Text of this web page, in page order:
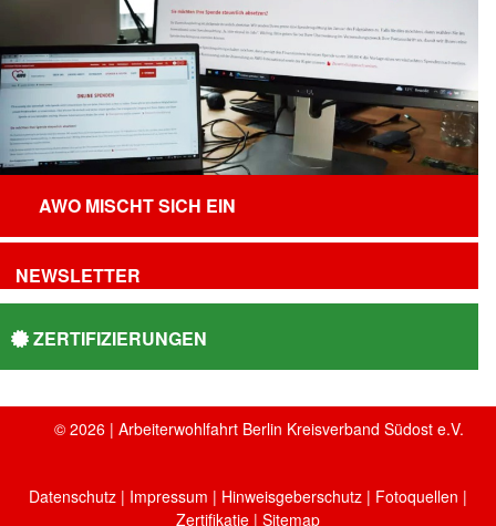
AWO MISCHT SICH EIN
NEWSLETTER
ZERTIFIZIERUNGEN
© 2026 | Arbeiterwohlfahrt Berlin Kreisverband Südost e.V.
Datenschutz | Impressum | Hinweisgeberschutz | Fotoquellen |
Zertifikatie | Sitemap